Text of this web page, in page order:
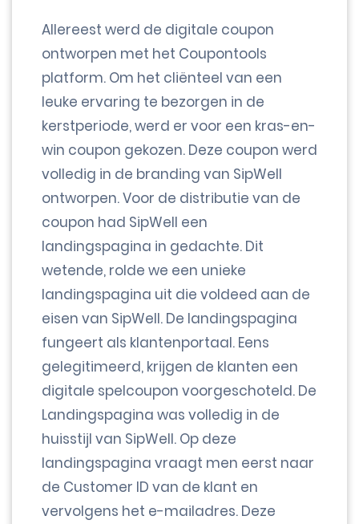
Allereest werd de digitale coupon
ontworpen met het Coupontools
platform. Om het cliënteel van een
leuke ervaring te bezorgen in de
kerstperiode, werd er voor een kras-en-
win coupon gekozen. Deze coupon werd
volledig in de branding van SipWell
ontworpen. Voor de distributie van de
coupon had SipWell een
landingspagina in gedachte. Dit
wetende, rolde we een unieke
landingspagina uit die voldeed aan de
eisen van SipWell. De landingspagina
fungeert als klantenportaal. Eens
gelegitimeerd, krijgen de klanten een
digitale spelcoupon voorgeschoteld. De
Landingspagina was volledig in de
huisstijl van SipWell. Op deze
landingspagina vraagt men eerst naar
de Customer ID van de klant en
vervolgens het e-mailadres. Deze